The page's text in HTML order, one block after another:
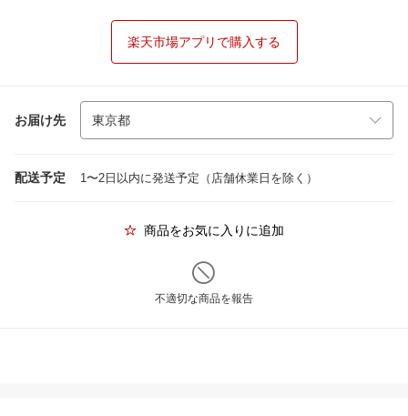
楽天市場アプリで購入する
お届け先
配送予定 1〜2日以内に発送予定（店舗休業日を除く）
商品をお気に入りに追加
不適切な商品を報告